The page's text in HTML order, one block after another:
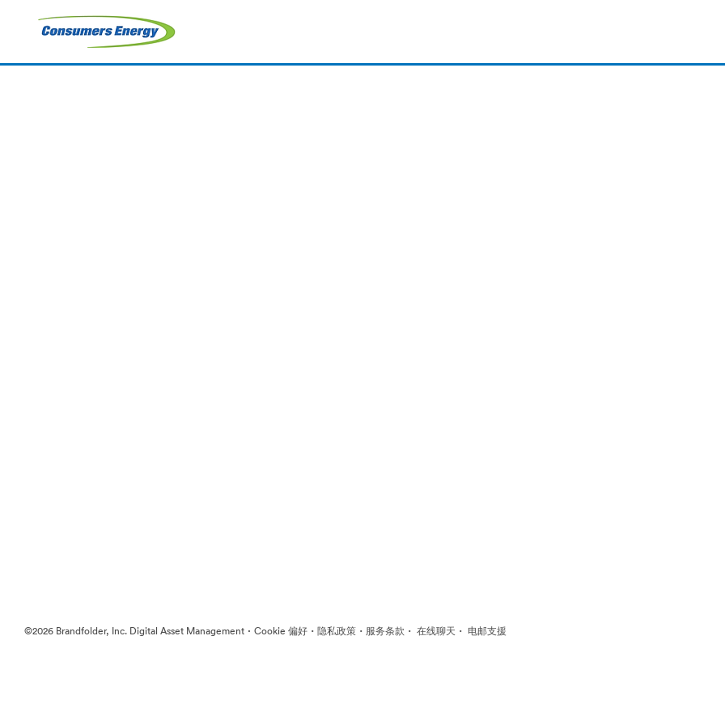
©2026 Brandfolder, Inc. Digital Asset Management · Cookie 偏好 · 隐私政策 · 服务条款 · 在线聊天 · 电邮支援